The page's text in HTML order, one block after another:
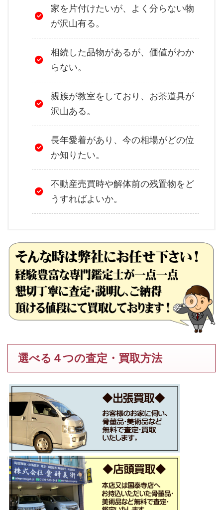
家を片付けたいが、よく分らない物
が沢山有る。
相続した品物があるが、価値がわか
らない。
親族が教室をしており、お茶道具が
沢山ある。
長年愛着があり、今の相場がどの位
か知りたい。
不動産売買時や解体前の残置物をど
うすればよいか。
選べる４つの査定・買取方法